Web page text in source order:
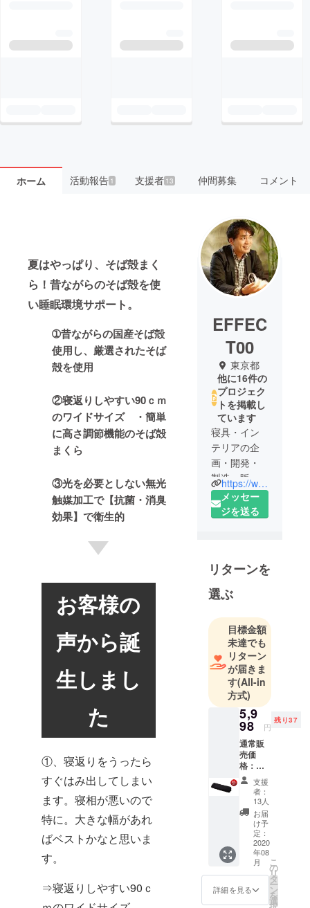
ホーム 活動報告1 支援者 13 仲間募集 コメント
夏はやっぱり、そば殻まく
ら！昔ながらのそば殻を使
い睡眠環境サポート。
➀昔ながらの国産そば殻
使用し、厳選されたそば
殻を使用
②寝返りしやすい90ｃｍ
のワイドサイズ ・簡単
に高さ調節機能のそば殻
まくら
③光を必要としない無光
触媒加工で【抗菌・消臭
効果】で衛生的
お客様の
声から誕
生しまし
た
①、寝返りをうったら
すぐはみ出してしまい
ます。寝相が悪いので
特に。大きな幅があれ
ばベストかなと思いま
す。
⇒寝返りしやすい90ｃ
EFFEC
T00
東京都
他に16件の
プロジェク
トを掲載し
ています
寝具・イン
テリアの企
画・開発・
製造・販売
を一貫して
執り行う寝
人生の3分の
1は睡眠時間
と言われて
います。つ
まり、残り
の3分の2の
パフォーマ
ンスを上げ
ていくに
睡眠の質を
上げていく
ことがとて
も重要にな
ります。
具・インテ
リアメー
カーとし
て、今後も
多くの方が
https://www.e-ffect.co.jp/
メッセー
ジを送る
リターンを
選ぶ
目標金額
未達でも
リターン
が届きま
す(All-in
方式)
5,9
98 円
残り37
通常販
売価
格：
7,998
円
25％OF
F 特別
価格と
して
5,998円
※皆様の
ご支援
により
量産効
率が向
支援
者：
13人
お届
け予
定：
2020
年08
月
詳細を見る
こ
の
リ
タ
ー
ン
を
選